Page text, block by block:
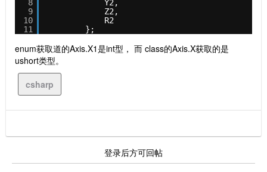
8
9
10
11
Y2,
Z2,
R2
};
enum获取道的Axis.X1是int型， 而 class的Axis.X获取的是
ushort类型。
csharp
登录后方可回帖